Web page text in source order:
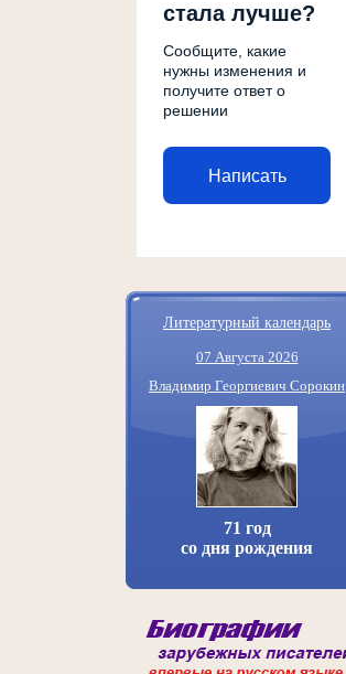
стала лучше?
Сообщите, какие
нужны изменения и
получите ответ о
решении
Написать
Литературный календарь
07 Августа 2026
Владимир Георгиевич Сорокин
71 год
со дня рождения